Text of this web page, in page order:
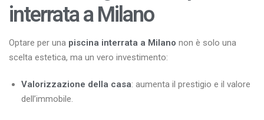
interrata a Milano
Optare per una piscina interrata a Milano non è solo una
scelta estetica, ma un vero investimento:
Valorizzazione della casa: aumenta il prestigio e il valore
dell’immobile.